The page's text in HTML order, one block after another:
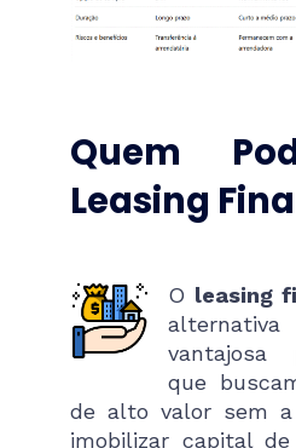
Quem
Leasing
O leasing
vantajosa
que
de alto valor sem a
imobilizar capital